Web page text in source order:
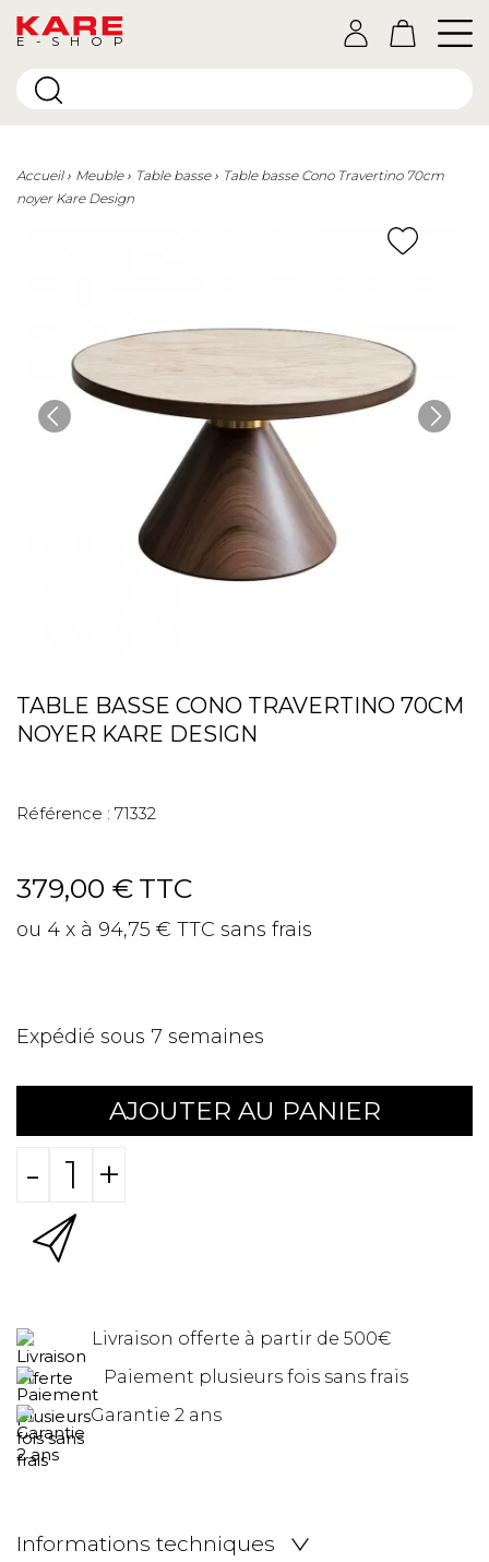
E-SHOP
Accueil Meuble Table basse
Table basse Cono Travertino 70cm
noyer Kare Design
TABLE BASSE CONO TRAVERTINO 70CM
NOYER KARE DESIGN
Référence : 71332
379,00 € TTC
ou 4 x à 94,75 € TTC sans frais
Expédié sous 7 semaines
AJOUTER AU PANIER
- +
Livraison offerte à partir de 500€
Paiement plusieurs fois sans frais
Garantie 2 ans
Informations techniques